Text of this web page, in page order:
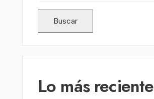
Buscar
Lo más reciente